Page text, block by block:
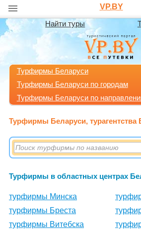
VP.BY
Найти туры
Турфирмы Беларуси
Турфирмы Беларуси по городам
Турфирмы Беларуси по
Турфирмы Беларуси, турагентства
Турфирмы в областных центрах
турфирмы Минска
турфирмы Бреста
турфирмы Витебска